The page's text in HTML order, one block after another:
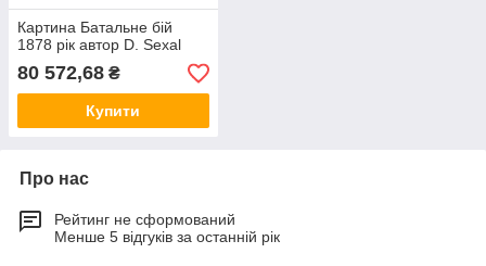
Картина Батальне бій
1878 рік автор D. Sexal
80 572,68 ₴
Купити
Про нас
Рейтинг не сформований
Менше 5 відгуків за останній рік